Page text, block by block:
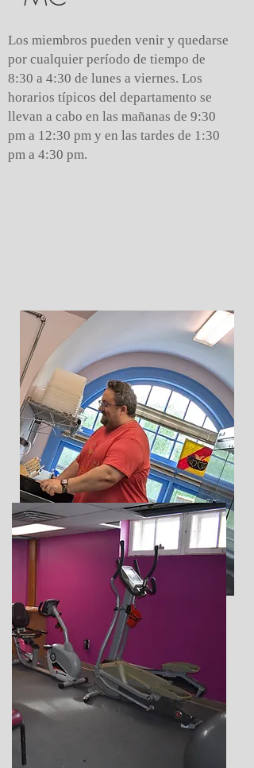
Los miembros pueden venir y quedarse
por cualquier período de tiempo de
8:30 a 4:30 de lunes a viernes. Los
horarios típicos del departamento se
llevan a cabo en las mañanas de 9:30
pm a 12:30 pm y en las tardes de 1:30
pm a 4:30 pm.